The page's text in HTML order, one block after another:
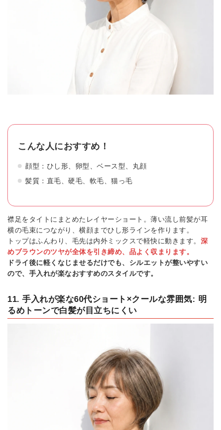
こんな人におすすめ！
顔型：ひし形、卵型、ベース型、丸顔
髪質：直毛、硬毛、軟毛、猫っ毛
襟足をタイトにまとめたレイヤーショート。薄い流し前髪が耳
横の毛束につながり、横顔までひし形ラインを作ります。
トップはふんわり、毛先は内外ミックスで軽快に動きます。 深
めブラウンのツヤが全体を引き締め、品よく収まります。
ドライ後に軽くなじませるだけでも、シルエットが整いやすい
ので、手入れが楽なおすすめのスタイルです。
11. 手入れが楽な60代ショート×クールな雰囲気: 明
るめトーンで白髪が目立ちにくい